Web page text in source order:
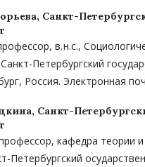
Санкт-
в. н.с.,
Петербургский
Россия. Электронная
Санкт-
кафедра теории
Петербургский